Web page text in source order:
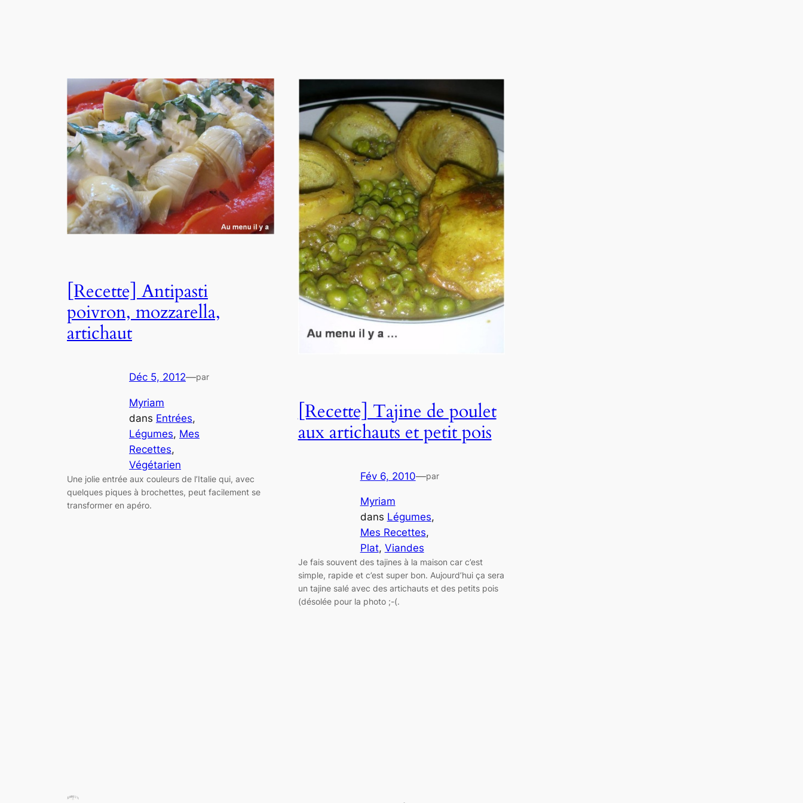
[Recette] Antipasti
poivron, mozzarella,
artichaut
Déc 5, 2012—par
Myriam
dans Entrées
Légumes, Mes
Recettes
Végétarien
Une jolie entrée aux couleurs de l’Italie qui, avec
quelques piques à brochettes, peut facilement se
transformer en apéro.
[Recette] Tajine de poulet
aux artichauts et petit pois
Fév 6, 2010—par
Myriam
dans Légumes
Mes Recettes
Plat, Viandes
Je fais souvent des tajines à la maison car c’est
simple, rapide et c’est super bon. Aujourd’hui ça sera
un tajine salé avec des artichauts et des petits pois
(désolée pour la photo ;-(.